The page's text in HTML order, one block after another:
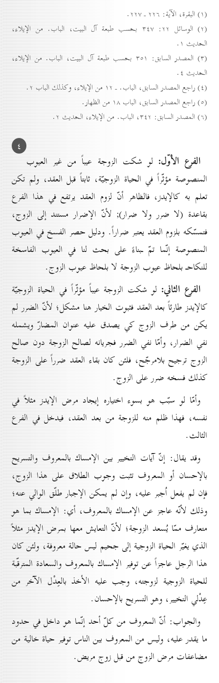
(۱) البقرة، الآية: ۲۲٦ ـ ۲۲۷.
(۲) الوسائل ۲۲: ۳٤۷ بحسب طبعة آل البيت، الباب. من الإيلاء،
الحديث ۱.
(۳) المصدر السابق: ۳٥۱ بحسب طبعة آل البيت، الباب. من الإيلاء،
الحديث ٤.
(٤) راجع المصدر السابق، الباب. ـ ۱۲ من الإيلاء، وكذلك الباب ۲.
(٥) راجع المصدر السابق، الباب ۱۸ من الظهار.
(٦) المصدر السابق: ۳٤۲، الباب. من الإيلاء، الحديث ۲.
٤
الفرع الأوّل: لو شكت الزوجة عيباً من غير العيوب
المنصوصة مؤثّراً في الحياة الزوجيّة، ثابتاً قبل العقد، ولم تكن
تعلم به كالإيدز، فالظاهر أنّ لزوم العقد يرتفع في هذا الفرع
بقاعدة (لا ضرر ولا ضرار); لأنّ الإضرار مستند إلى الزوج،
فتمسّكه بلزوم العقد يعتبر ضراراً. ودليل حصر الفسخ في العيوب
المنصوصة إنّما تمّ ـبناءً على بحث لنا في العيوب الفاسخة
للنكاحـ بلحاظ عيوب الزوجة لا بلحاظ عيوب الزوج.
الفرع الثاني: لو شكت الزوجة عيباً مؤثّراً في الحياة الزوجيّة
كالإيدز طارئاً بعد العقد فثبوت الخيار هنا مشكل؛ لأنّ الضرر لم
يكن من طرف الزوج كي يصدق عليه عنوان المضارّ ويشمله
نفي الضرار، وأمّا نفي الضرر فجريانه لصالح الزوجة دون صالح
الزوج ترجيح بلامرجّح، فلئن كان بقاء العقد ضرراً على الزوجة
كذلك فسخه ضرر على الزوج.
وأمّا لو سبّب هو بسوء اختياره إيجاد مرض الإيدز مثلاً في
نفسه، فهذا ظلم منه للزوجة من بعد العقد، فيدخل في الفرع
الثالث.
وقد يقال: إنّ آيات التخيير بين الإمساك بالمعروف والتسريح
بالإحسان أو المعروف تثبت وجوب الطلاق على هذا الزوج،
فإن لم يفعل اُجبر عليه، وإن لم يمكن الإجبار طلّق الوالي عنه؛
وذلك لأنّه عاجز عن الإمساك بالمعروف، أي: الإمساك بما هو
متعارف ممّا يُسعد الزوجة؛ لأنّ التعايش معها بمرض الإيدز مثلاً
الذي يغيّر الحياة الزوجية إلى جحيم ليس حالة معروفة، ولئن كان
هذا الرجل عاجزاً عن توفير الإمساك بالمعروف والسعادة المترقّبة
للحياة الزوجية لزوجته، وجب عليه الأخذ بالعِدْل الآخر من
عِدْلي التخيير، وهو التسريح بالإحسان.
والجواب: أنّ المعروف من كلّ أحد إنّما هو داخل في حدود
ما يقدر عليه، وليس من المعروف بين الناس توفير حياة خالية من
مضاعفات مرض الزوج من قبل زوج مريض.